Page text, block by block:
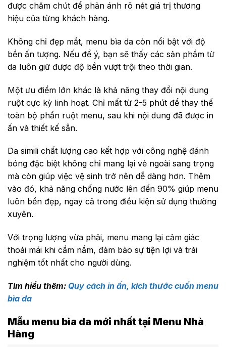
được chăm chút để phản ánh rõ nét giá trị thương
hiệu của từng khách hàng.
Không chỉ đẹp mắt, menu bìa da còn nổi bật với độ
bền ấn tượng. Nếu để ý, bạn sẽ thấy các sản phẩm từ
da luôn giữ được độ bền vượt trội theo thời gian.
Một ưu điểm lớn khác là khả năng thay đổi nội dung
ruột cực kỳ linh hoạt. Chỉ mất từ 2-5 phút để thay thế
toàn bộ phần ruột menu, sau khi nội dung đã được in
ấn và thiết kế sẵn.
Da simili chất lượng cao kết hợp với công nghệ đánh
bóng đặc biệt không chỉ mang lại vẻ ngoài sang trọng
mà còn giúp việc vệ sinh trở nên dễ dàng hơn. Thêm
vào đó, khả năng chống nước lên đến 90% giúp menu
luôn bền đẹp, ngay cả trong điều kiện sử dụng thường
xuyên.
Với trọng lượng vừa phải, menu mang lại cảm giác
thoải mái khi cầm nắm, đảm bảo sự tiện lợi và trải
nghiệm tốt nhất cho người dùng.
Tìm hiểu thêm: Quy cách in ấn, kích thước cuốn menu
bìa da
Mẫu menu bìa da mới nhất tại Menu Nhà
Hàng